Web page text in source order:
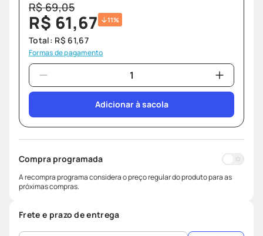
R$69,05
R$ 61,67 11%
Total: R$ 61,67
Formas de pagamento
Adicionar à sacola
Compra programada
A recompra programa considera o preço regular do produto para as
próximas compras.
Frete e prazo de entrega